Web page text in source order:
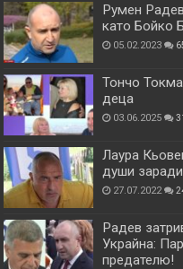
Румен
като Бойко
05.02.2023
Тончо
деца
03.06.2025 31
Лаура
души
27.07.2022
Радев
Украйна:
предателю!